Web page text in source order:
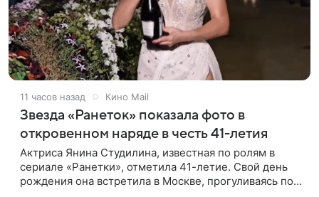
11 часов назад Кино Mail
Звезда «Ранеток» показала фото в
откровенном наряде в честь 41-летия
Актриса Янина Студилина, известная по ролям в
сериале «Ранетки», отметила 41-летие. Свой день
рождения она встретила в Москве, прогуливаясь по